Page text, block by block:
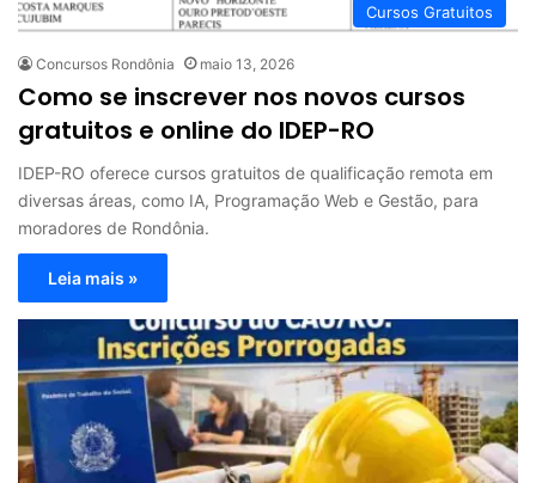
Cursos Gratuitos
Concursos Rondônia maio 13, 2026
Como se inscrever nos novos cursos
gratuitos e online do IDEP-RO
IDEP-RO oferece cursos gratuitos de qualificação remota em
diversas áreas, como IA, Programação Web e Gestão, para
moradores de Rondônia.
Leia mais »